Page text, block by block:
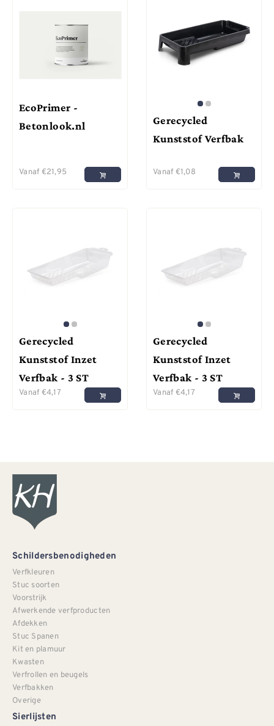
EcoPrimer -
Betonlook.nl
Vanaf €21,95
Gerecycled
Kunststof Verfbak
Vanaf €1,08
Gerecycled
Kunststof Inzet
Verfbak - 3 ST
Vanaf €4,17
Gerecycled
Kunststof Inzet
Verfbak - 3 ST
Vanaf €4,17
Schildersbenodigheden
Verfkleuren
Stuc soorten
Voorstrijk
Afwerkende verfproducten
Afdekken
Stuc Spanen
Kit en plamuur
Kwasten
Verfrollen en beugels
Verfbakken
Overige
Sierlijsten